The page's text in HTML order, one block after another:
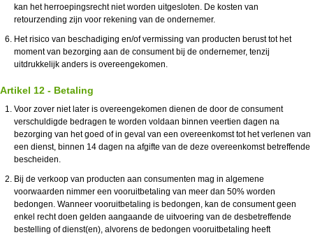
kan het herroepingsrecht niet worden uitgesloten. De kosten van
retourzending zijn voor rekening van de ondernemer.
Het risico van beschadiging en/of vermissing van producten berust tot het
moment van bezorging aan de consument bij de ondernemer, tenzij
uitdrukkelijk anders is overeengekomen.
Artikel 12 - Betaling
Voor zover niet later is overeengekomen dienen de door de consument
verschuldigde bedragen te worden voldaan binnen veertien dagen na
bezorging van het goed of in geval van een overeenkomst tot het verlenen van
een dienst, binnen 14 dagen na afgifte van de deze overeenkomst betreffende
bescheiden.
Bij de verkoop van producten aan consumenten mag in algemene
voorwaarden nimmer een vooruitbetaling van meer dan 50% worden
bedongen. Wanneer vooruitbetaling is bedongen, kan de consument geen
enkel recht doen gelden aangaande de uitvoering van de desbetreffende
bestelling of dienst(en), alvorens de bedongen vooruitbetaling heeft